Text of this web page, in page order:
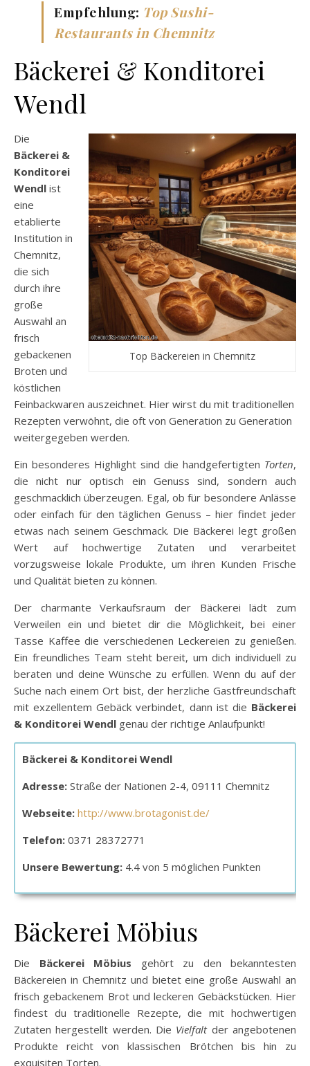
Empfehlung: Top Sushi-
Restaurants in Chemnitz
Bäckerei & Konditorei
Wendl
Top Bäckereien in Chemnitz
Die
Bäckerei &
Konditorei
Wendl ist
eine
etablierte
Institution in
Chemnitz,
die sich
durch ihre
große
Auswahl an
frisch
gebackenen
Broten und
köstlichen
Feinbackwaren auszeichnet. Hier wirst du mit traditionellen
Rezepten verwöhnt, die oft von Generation zu Generation
weitergegeben werden.
Ein besonderes Highlight sind die handgefertigten Torten,
die nicht nur optisch ein Genuss sind, sondern auch
geschmacklich überzeugen. Egal, ob für besondere Anlässe
oder einfach für den täglichen Genuss – hier findet jeder
etwas nach seinem Geschmack. Die Bäckerei legt großen
Wert auf hochwertige Zutaten und verarbeitet
vorzugsweise lokale Produkte, um ihren Kunden Frische
und Qualität bieten zu können.
Der charmante Verkaufsraum der Bäckerei lädt zum
Verweilen ein und bietet dir die Möglichkeit, bei einer
Tasse Kaffee die verschiedenen Leckereien zu genießen.
Ein freundliches Team steht bereit, um dich individuell zu
beraten und deine Wünsche zu erfüllen. Wenn du auf der
Suche nach einem Ort bist, der herzliche Gastfreundschaft
mit exzellentem Gebäck verbindet, dann ist die Bäckerei
& Konditorei Wendl genau der richtige Anlaufpunkt!
Bäckerei & Konditorei Wendl
Adresse: Straße der Nationen 2-4, 09111 Chemnitz
Webseite: http://www.brotagonist.de/
Telefon: 0371 28372771
Unsere Bewertung: 4.4 von 5 möglichen Punkten
Bäckerei Möbius
Die Bäckerei Möbius gehört zu den bekanntesten
Bäckereien in Chemnitz und bietet eine große Auswahl an
frisch gebackenem Brot und leckeren Gebäckstücken. Hier
findest du traditionelle Rezepte, die mit hochwertigen
Zutaten hergestellt werden. Die Vielfaltder angebotenen
Produkte reicht von klassischen Brötchen bis hin zu
exquisiten Torten.